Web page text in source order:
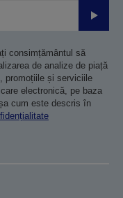
consimțământul să
de analize de piață
promoțiile și serviciile
electronică, pe baza
cum este descris în